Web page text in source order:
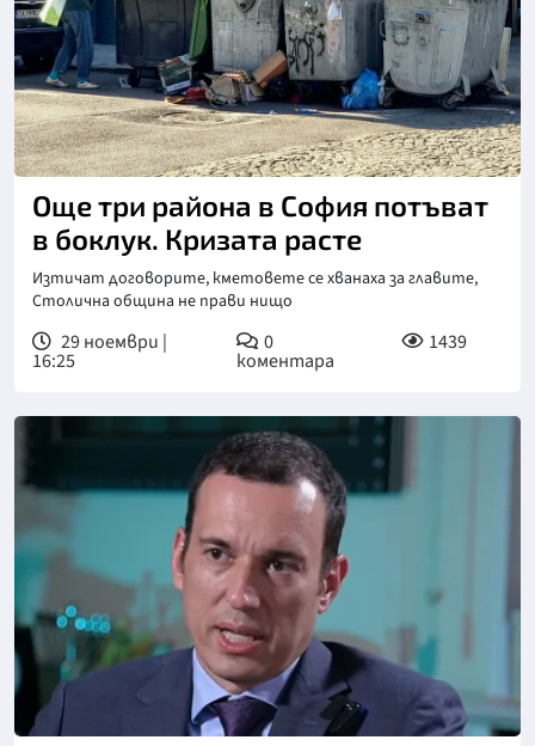
Още три района в София потъват
в боклук. Кризата расте
Изтичат договорите, кметовете се хванаха за главите,
Столична община не прави нищо
29 ноември |
16:25
0
коментара
1439
Снимка: Нова телевизия